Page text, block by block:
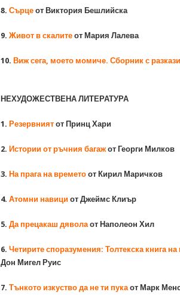
8. Сърцеот Виктория Бешлийска
9. Живот в скалитеот Мария Лалева
10. Виж сега, моето момиче. Сборник с разкази
НЕХУДОЖЕСТВЕНА ЛИТЕРАТУРА
1. Резервниятот Принц Хари
2. Истории от ръчния багажот Георги Милков
3. На прага на времетоот Кирил Маричков
4. Атомни навициот Джеймс Клиър
5. Да прецакаш дяволаот Наполеон Хил
6. Четирите споразумения: Толтекска книга
Дон Мигел Руис
7. Тънкото изкуство да не ти пукаот Марк